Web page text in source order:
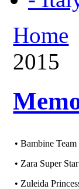
Home
2015
• Bambine
• Zara Super
• Zuleida